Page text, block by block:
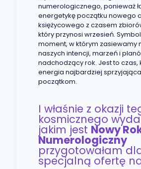
numerologicznego, ponieważ
energetykę początku nowego
księżycowego z czasem
który przynosi wrzesień.
moment, w którym zasiewamy
naszych intencji, marzeń i
nadchodzący rok. Jest to czas,
energia najbardziej
początkom.
I właśnie z okazji
kosmicznego
jakim jest Nowy
Numerologiczny
przygotowałam
specjalną ofertę